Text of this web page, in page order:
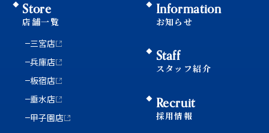
Store
店舗一覧
三宮店
兵庫店
板宿店
垂水店
甲子園店
Information
お知らせ
Staff
スタッフ紹介
Recruit
採用情報